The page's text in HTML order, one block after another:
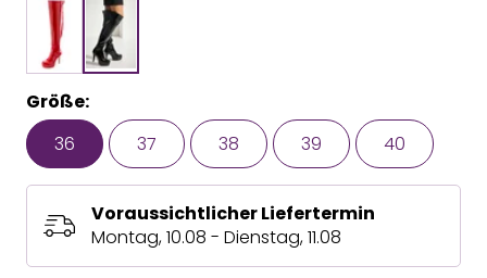
Größe:
36
37 38 39 40
Voraussichtlicher Liefertermin
Montag, 10.08 - Dienstag, 11.08